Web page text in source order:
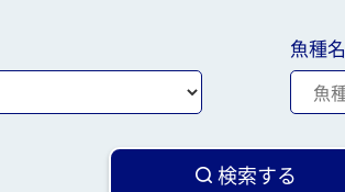
魚種名
検索する